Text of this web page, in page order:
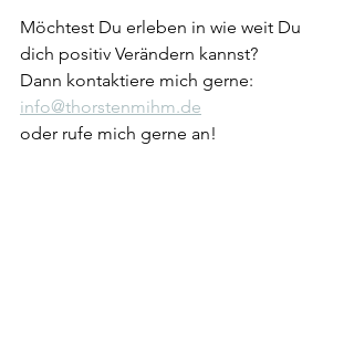
Möchtest Du erleben in wie weit Du
dich positiv Verändern kannst?
Dann kontaktiere mich gerne:
info@thorstenmihm.de
oder rufe mich gerne an!